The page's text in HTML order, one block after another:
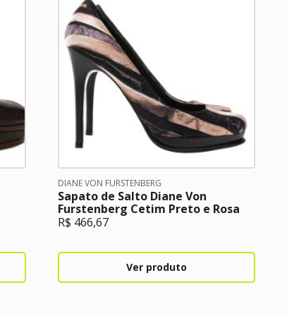
DIANE VON FURSTENBERG
Sapato de Salto Diane Von
Furstenberg Cetim Preto e Rosa
R$ 466,67
Ver produto